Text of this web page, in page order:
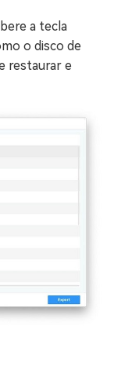
a tecla
o disco de
restaurar e